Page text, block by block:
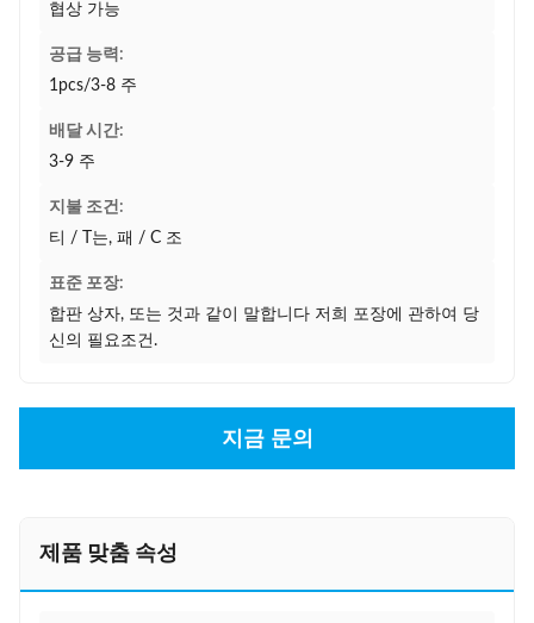
협상 가능
공급 능력:
1pcs/3-8 주
배달 시간:
3-9 주
지불 조건:
티 / T는, 패 / C 조
표준 포장:
합판 상자, 또는 것과 같이 말합니다 저희 포장에 관하여 당
신의 필요조건.
지금 문의
제품 맞춤 속성